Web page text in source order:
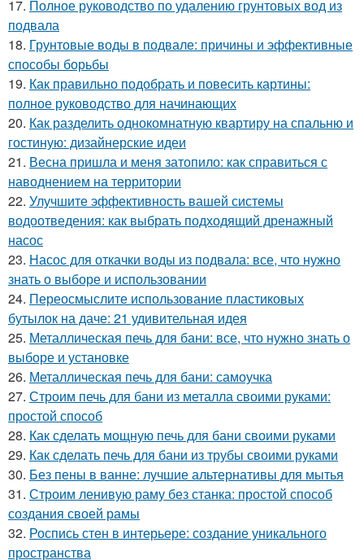
17. Полное руководство по удалению грунтовых вод из
подвала
18. Грунтовые воды в подвале: причины и эффективные
способы борьбы
19. Как правильно подобрать и повесить картины:
полное руководство для начинающих
20. Как разделить однокомнатную квартиру на спальню и
гостиную: дизайнерские идеи
21. Весна пришла и меня затопило: как справиться с
наводнением на территории
22. Улучшите эффективность вашей системы
водоотведения: как выбрать подходящий дренажный
насос
23. Насос для откачки воды из подвала: все, что нужно
знать о выборе и использовании
24. Переосмыслите использование пластиковых
бутылок на даче: 21 удивительная идея
25. Металлическая печь для бани: все, что нужно знать о
выборе и установке
26. Металлическая печь для бани: самоучка
27. Строим печь для бани из металла своими руками:
простой способ
28. Как сделать мощную печь для бани своими руками
29. Как сделать печь для бани из трубы своими руками
30. Без пены в ванне: лучшие альтернативы для мытья
31. Строим ленивую раму без станка: простой способ
создания своей рамы
32. Роспись стен в интерьере: создание уникального
пространства